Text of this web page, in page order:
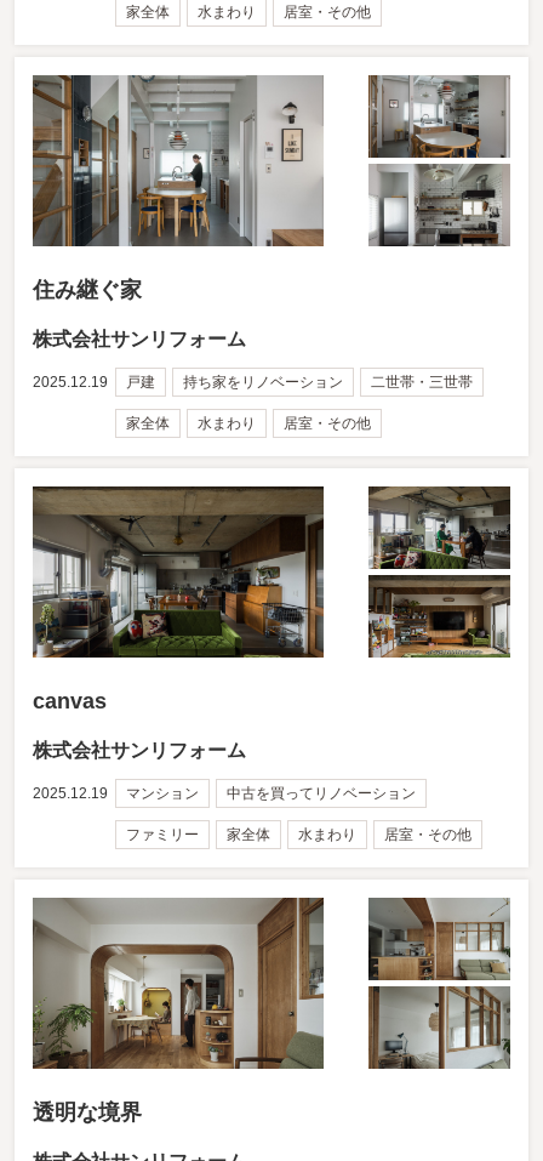
家全体 水まわり 居室・その他
住み継ぐ家
株式会社サンリフォーム
2025.12.19 戸建 持ち家をリノベーション 二世帯・三世帯
家全体 水まわり 居室・その他
canvas
株式会社サンリフォーム
2025.12.19 マンション 中古を買ってリノベーション
ファミリー 家全体 水まわり 居室・その他
透明な境界